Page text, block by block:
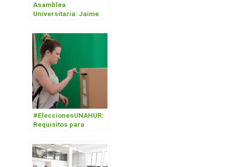
Asamblea
Universitaria: Jaime
como rector para el
período 2023-2027
#EleccionesUNAHUR:
Requisitos para
candidatas